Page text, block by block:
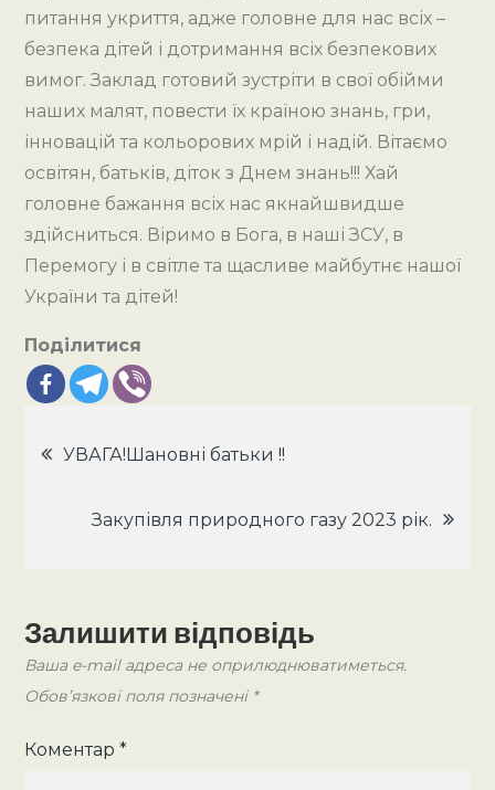
питання укриття, адже головне для нас всіх –
безпека дітей і дотримання всіх безпекових
вимог. Заклад готовий зустріти в свої обійми
наших малят, повести їх країною знань, гри,
інновацій та кольорових мрій і надій. Вітаємо
освітян, батьків, діток з Днем знань!!! Хай
головне бажання всіх нас якнайшвидше
здійсниться. Віримо в Бога, в наші ЗСУ, в
Перемогу і в світле та щасливе майбутнє нашої
України та дітей!
Поділитися
Навігація
записів
УВАГА!Шановні батьки !!
Закупівля природного газу 2023 рік.
Залишити відповідь
Ваша e-mail адреса не оприлюднюватиметься.
Обов’язкові поля позначені *
Коментар*